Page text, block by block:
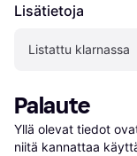
Lisätietoja
Listattu klarnassa
Palaute
Yllä olevat tiedot
niitä kannattaa